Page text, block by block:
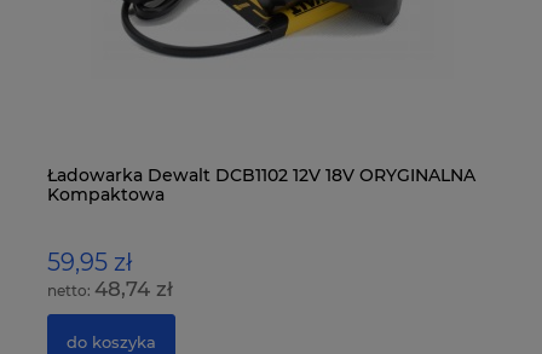
Ładowarka Dewalt DCB1102 12V 18V ORYGINALNA
Kompaktowa
59,95 zł
48,74 zł
do koszyka